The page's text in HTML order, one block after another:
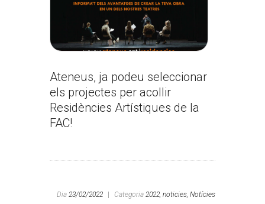
Ateneus, ja podeu seleccionar
els projectes per acollir
Residències Artístiques de la
FAC!
Dia 23/02/2022 Categoria 2022, noticies, Notícies